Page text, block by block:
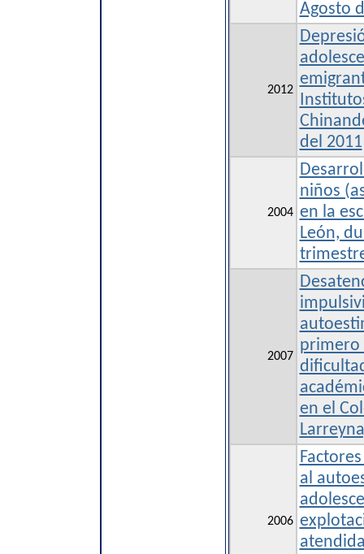
Agosto
2012
del 2011
2004
niños
en la
León,
2007
primero
en el
2006
al